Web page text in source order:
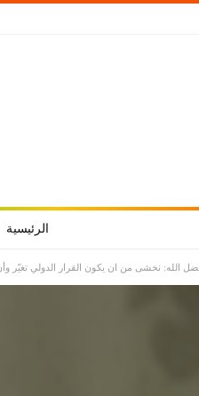
الرئيسية
فضل الله: نخشى من ان يكون القرار الدولي تغيّر